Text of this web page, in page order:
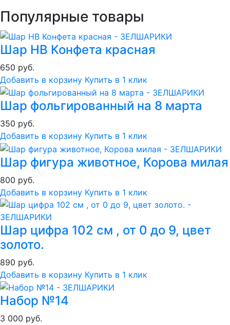
Популярные товары
Шар HB Конфета красная
650 руб.
Добавить в корзину Купить в 1 клик
Шар фольгированный на 8 марта
350 руб.
Добавить в корзину Купить в 1 клик
Шар фигура животное, Корова милая
800 руб.
Добавить в корзину Купить в 1 клик
Шар цифра 102 см , от 0 до 9, цвет
золото.
890 руб.
Добавить в корзину Купить в 1 клик
Набор №14
3 000 руб.